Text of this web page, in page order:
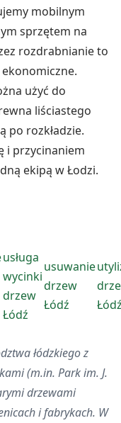
mobilnym
sprzętem na
rozdrabnianie to
użyć do
liściastego
po rozkładzie.
i przycinaniem
ekipą w Łodzi.
usługa
wycinki
drzew
Łódź
usuwanie
drzew
Łódź
łódzkiego z
(m.in. Park im. J.
drzewami
i fabrykach. W